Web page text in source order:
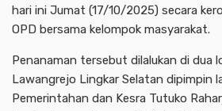
hari ini Jumat (17/10/2025) secara
OPD bersama kelompok masyarakat.
Penanaman tersebut dilalukan di dua
Lawangrejo Lingkar Selatan dipimpin
Pemerintahan dan Kesra Tutuko